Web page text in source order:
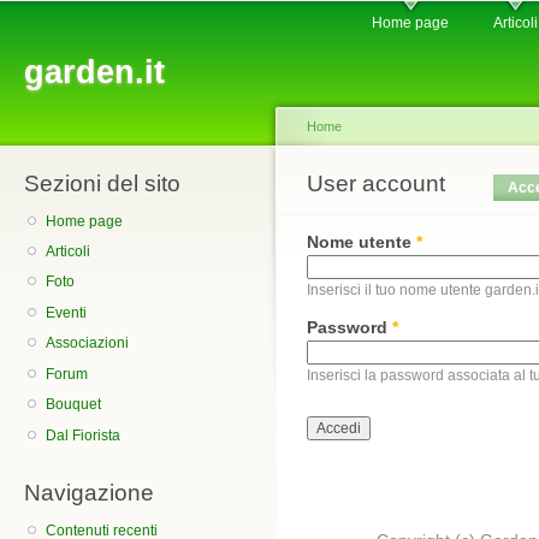
garden.it
Home page Articoli
Sezioni del sito
Home page
Articoli
Foto
Eventi
Associazioni
Forum
Bouquet
Dal Fiorista
Navigazione
Contenuti recenti
You are here
Home
User account
Primary tabs
Nome utente *
Inserisci il tuo nome utente
Password *
Inserisci la password associata al